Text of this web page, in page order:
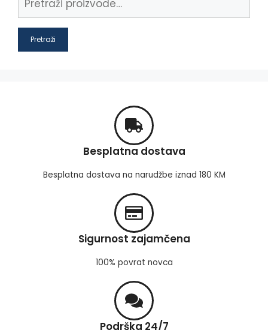
Pretraži
Besplatna dostava
Besplatna dostava na narudžbe iznad 180 KM
Sigurnost zajamčena
100% povrat novca
Podrška 24/7